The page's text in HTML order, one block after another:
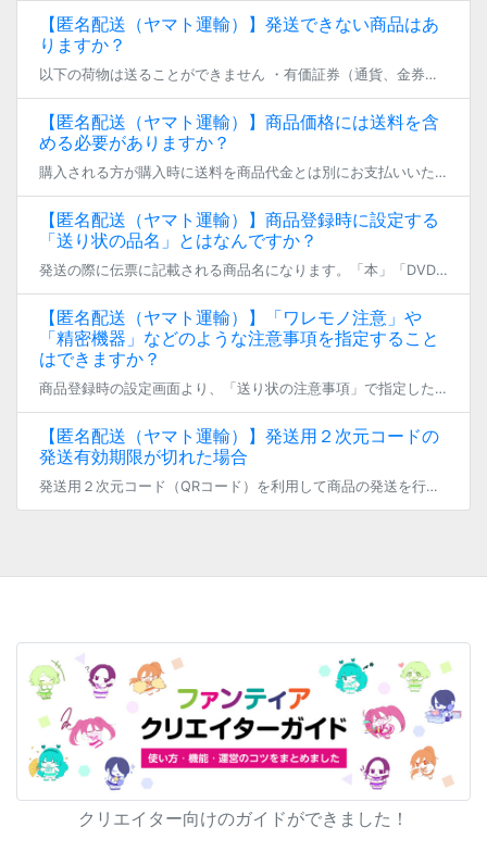
【匿名配送（ヤマト運輸）】発送できない商品はあ
りますか？
以下の荷物は送ることができません ・有価証券（通貨、金券など） ・精密機器 ・危険物（主に発火性があるもの） ・160サイズ超の荷物 ・投稿ガイドラインに違反する物品（修正不十分のイラストや映像を収録した記録媒体、性器に […]
【匿名配送（ヤマト運輸）】商品価格には送料を含
める必要がありますか？
購入される方が購入時に送料を商品代金とは別にお支払いいただくため、含める必要はございません。 匿名配送（ヤマト運輸）で購入される方がお支払いいただく配送料については、こちらのページをご覧ください。 https://fan […]
【匿名配送（ヤマト運輸）】商品登録時に設定する
「送り状の品名」とはなんですか？
発送の際に伝票に記載される商品名になります。「本」「DVD」などのような一般的な名称を記入してください。
【匿名配送（ヤマト運輸）】「ワレモノ注意」や
「精密機器」などのような注意事項を指定すること
はできますか？
商品登録時の設定画面より、「送り状の注意事項」で指定した注意事項を選択してください。
【匿名配送（ヤマト運輸）】発送用２次元コードの
発送有効期限が切れた場合
発送用２次元コード（QRコード）を利用して商品の発送を行わないまま 発送有効期限を超過してしまった場合には、発送用２次元コードの再発行が必要となります。 ＜再発行方法＞ （１）トップ画面右上のファンクラブメニューから、「 […]
クリエイター向けのガイドができました！